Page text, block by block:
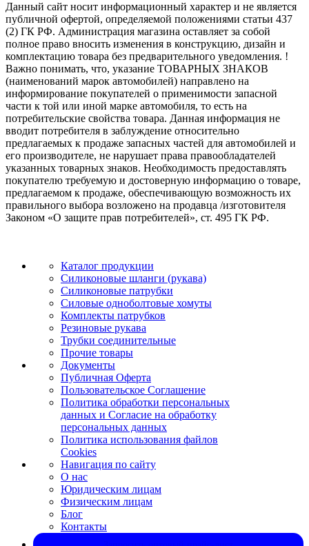
Данный сайт носит информационный характер и не является
публичной офертой, определяемой положениями статьи 437
(2) ГК РФ. Администрация магазина оставляет за собой
полное право вносить изменения в конструкцию, дизайн и
комплектацию товара без предварительного уведомления. !
Важно понимать, что, указание ТОВАРНЫХ ЗНАКОВ
(наименований марок автомобилей) направлено на
информирование покупателей о применимости запасной
части к той или иной марке автомобиля, то есть на
потребительские свойства товара. Данная информация не
вводит потребителя в заблуждение относительно
предлагаемых к продаже запасных частей для автомобилей и
его производителе, не нарушает права правообладателей
указанных товарных знаков. Необходимость предоставлять
покупателю требуемую и достоверную информацию о товаре,
предлагаемом к продаже, обеспечивающую возможность их
правильного выбора возложено на продавца /изготовителя
Законом «О защите прав потребителей», ст. 495 ГК РФ.
Каталог продукции
Силиконовые шланги (рукава)
Силиконовые патрубки
Силовые одноболтовые хомуты
Комплекты патрубков
Резиновые рукава
Трубки соединительные
Прочие товары
Документы
Публичная Оферта
Пользовательское Соглашение
Политика обработки персональных
данных и Согласие на обработку
персональных данных
Политика использования файлов
Cookies
Навигация по сайту
О нас
Юридическим лицам
Физическим лицам
Блог
Контакты